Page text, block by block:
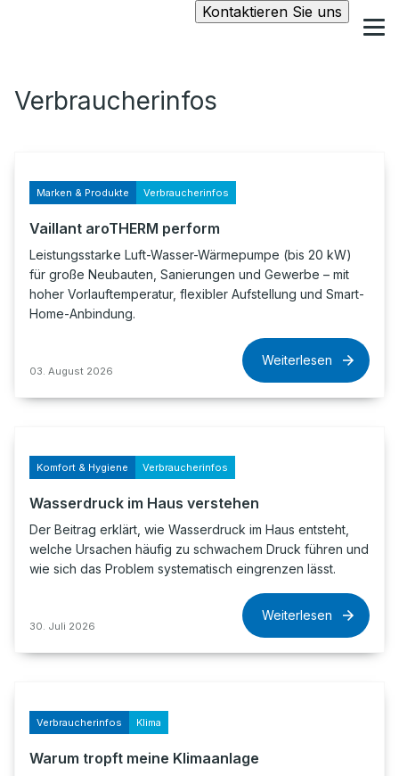
Kontaktieren Sie uns
Verbraucherinfos
Marken & Produkte Verbraucherinfos
Vaillant aroTHERM perform
Leistungsstarke Luft-Wasser-Wärmepumpe (bis 20 kW)
für große Neubauten, Sanierungen und Gewerbe – mit
hoher Vorlauftemperatur, flexibler Aufstellung und Smart-
Home-Anbindung.
03. August 2026
Weiterlesen
Komfort & Hygiene Verbraucherinfos
Wasserdruck im Haus verstehen
Der Beitrag erklärt, wie Wasserdruck im Haus entsteht,
welche Ursachen häufig zu schwachem Druck führen und
wie sich das Problem systematisch eingrenzen lässt.
30. Juli 2026
Weiterlesen
Verbraucherinfos Klima
Warum tropft meine Klimaanlage